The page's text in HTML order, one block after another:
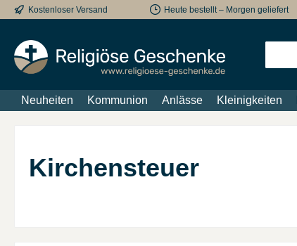
Hauptinhalt springen
Zur Suche springen
Zur Hauptnavigation springen
Kostenloser Versand Heute bestellt – Morgen geliefert
Neuheiten Kommunion Anlässe Kleinigkeiten
Kirchensteuer